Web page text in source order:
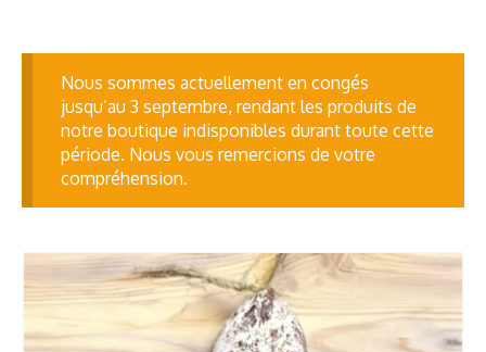
Nous sommes actuellement en congés
jusqu’au 3 septembre, rendant les produits de
notre boutique indisponibles durant toute cette
période. Nous vous remercions de votre
compréhension.